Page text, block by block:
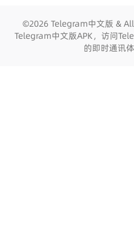
©2026 Telegram中文版 &
Telegram中文版APK，访问
的即时通讯